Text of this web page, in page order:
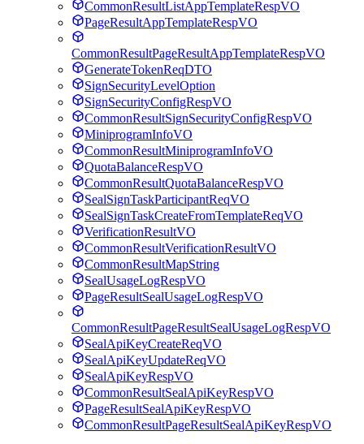
CommonResultListAppTemplateRespVO
PageResultAppTemplateRespVO
CommonResultPageResultAppTemplateRespVO
GenerateTokenReqDTO
SignSecurityLevelOption
SignSecurityConfigRespVO
CommonResultSignSecurityConfigRespVO
MiniprogramInfoVO
CommonResultMiniprogramInfoVO
QuotaBalanceRespVO
CommonResultQuotaBalanceRespVO
SealSignTaskParticipantReqVO
SealSignTaskCreateFromTemplateReqVO
VerificationResultVO
CommonResultVerificationResultVO
CommonResultMapString
SealUsageLogRespVO
PageResultSealUsageLogRespVO
CommonResultPageResultSealUsageLogRespVO
SealApiKeyCreateReqVO
SealApiKeyUpdateReqVO
SealApiKeyRespVO
CommonResultSealApiKeyRespVO
PageResultSealApiKeyRespVO
CommonResultPageResultSealApiKeyRespVO